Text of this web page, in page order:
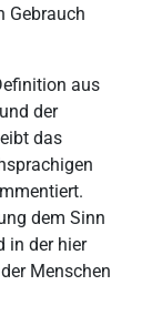
Gebrauch
aus
der
das
dem Sinn
in der hier
Menschen